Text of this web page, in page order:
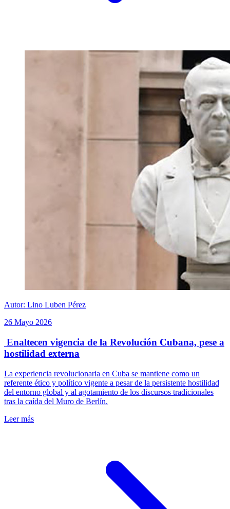
Autor: Lino Luben Pérez
26 Mayo 2026
Enaltecen vigencia de la Revolución Cubana, pese a
hostilidad externa
La experiencia revolucionaria en Cuba se mantiene como un
referente ético y político vigente a pesar de la persistente hostilidad
del entorno global y al agotamiento de los discursos tradicionales
tras la caída del Muro de Berlín.
Leer más